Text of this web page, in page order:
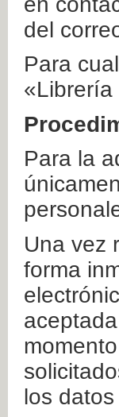
del
Para
Para la
Una vez
forma
los